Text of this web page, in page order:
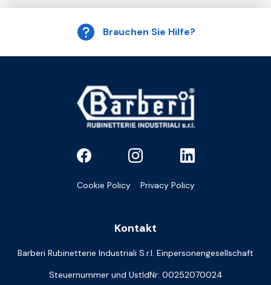
Brauchen Sie Hilfe?
Cookie Policy Privacy Policy
Kontakt
Barberi Rubinetterie Industriali S.r.l. Einpersonengesellschaft
Steuernummer und UstIdNr: 00252070024